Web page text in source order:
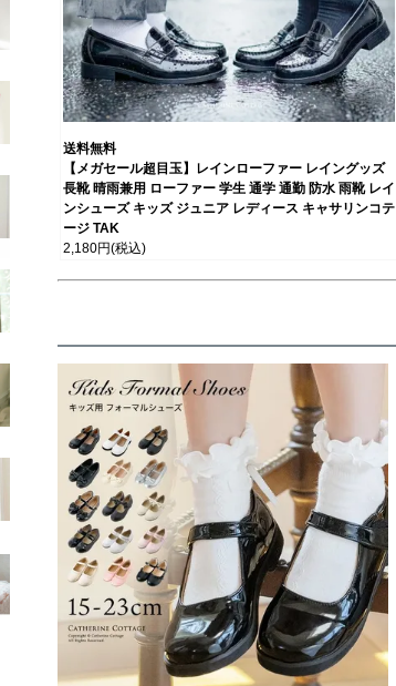
送料無料
【メガセール超目玉】レインローファー レイングッズ
長靴 晴雨兼用 ローファー 学生 通学 通勤 防水 雨靴 レイ
ンシューズ キッズ ジュニア レディース キャサリンコテ
ージ TAK
2,180円(税込)